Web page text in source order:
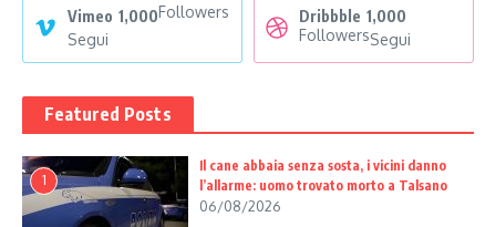
Vimeo 1,000Followers
Segui
Dribbble 1,000
FollowersSegui
Featured Posts
1
Il cane abbaia senza sosta, i vicini danno
l’allarme: uomo trovato morto a Talsano
06/08/2026